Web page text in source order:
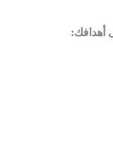
أهدافك: